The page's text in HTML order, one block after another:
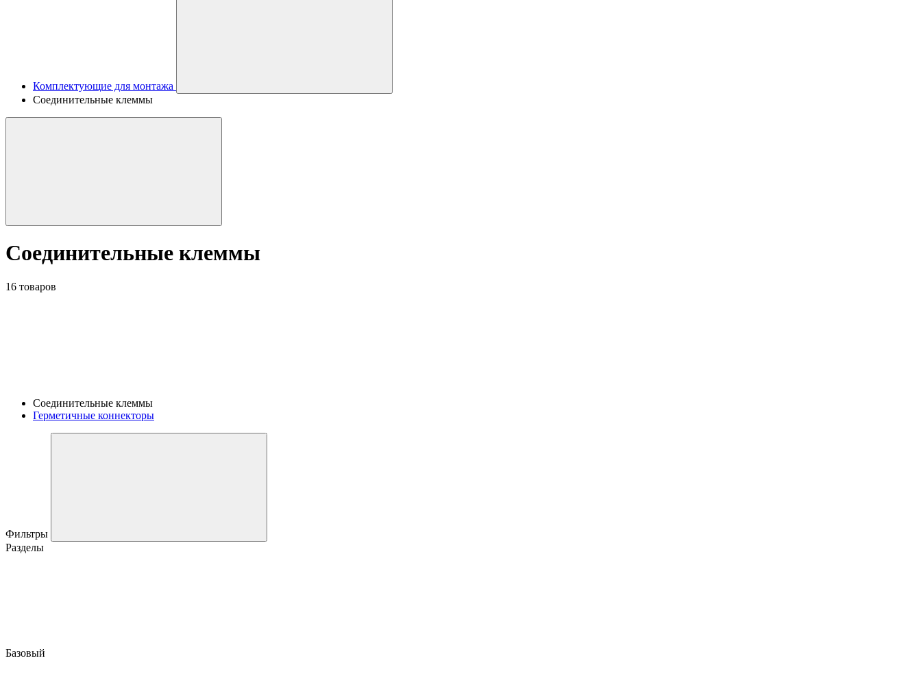
Комплектующие для монтажа
Соединительные клеммы
Соединительные клеммы
16 товаров
Соединительные клеммы
Герметичные коннекторы
Фильтры
Разделы
Базовый